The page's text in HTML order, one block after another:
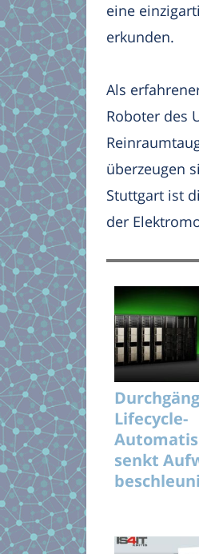
eine
erkunden.
Als
Roboter des
überzeugen
Stuttgart ist
der
Lifecycle-
senkt